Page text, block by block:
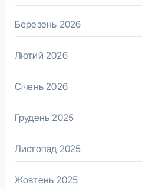
Березень 2026
Лютий 2026
Січень 2026
Грудень 2025
Листопад 2025
Жовтень 2025